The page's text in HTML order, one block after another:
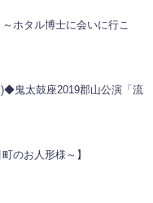
ホタル博士に会いに行こ
鬼太鼓座2019郡山公演「流
のお人形様～】